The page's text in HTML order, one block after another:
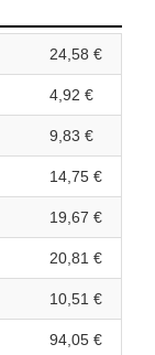
24,58 €
4,92 €
9,83 €
14,75 €
19,67 €
20,81 €
10,51 €
94,05 €